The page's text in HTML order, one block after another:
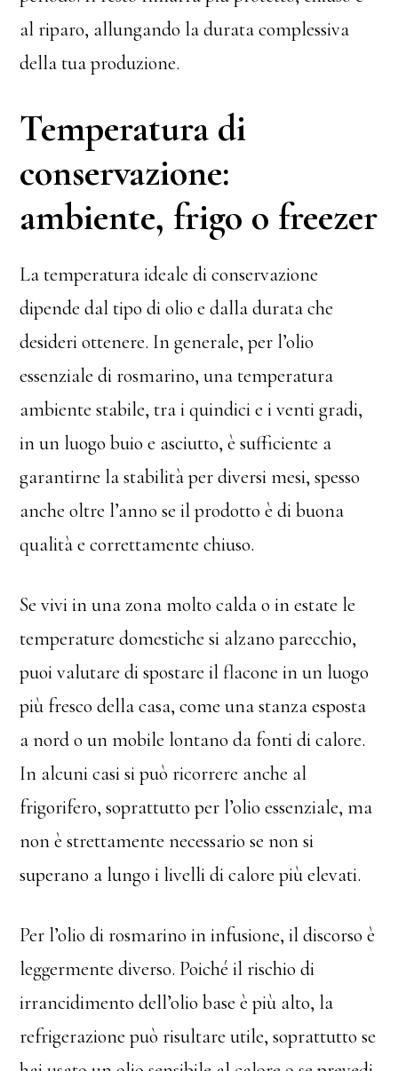
al riparo, allungando la durata complessiva
della tua produzione.
Temperatura di
conservazione:
ambiente, frigo o freezer
La temperatura ideale di conservazione
dipende dal tipo di olio e dalla durata che
desideri ottenere. In generale, per l’olio
essenziale di rosmarino, una temperatura
ambiente stabile, tra i quindici e i venti gradi,
in un luogo buio e asciutto, è sufficiente a
garantirne la stabilità per diversi mesi, spesso
anche oltre l’anno se il prodotto è di buona
qualità e correttamente chiuso.
Se vivi in una zona molto calda o in estate le
temperature domestiche si alzano parecchio,
puoi valutare di spostare il flacone in un luogo
più fresco della casa, come una stanza esposta
a nord o un mobile lontano da fonti di calore.
In alcuni casi si può ricorrere anche al
frigorifero, soprattutto per l’olio essenziale, ma
non è strettamente necessario se non si
superano a lungo i livelli di calore più elevati.
Per l’olio di rosmarino in infusione, il discorso è
leggermente diverso. Poiché il rischio di
irrancidimento dell’olio base è più alto, la
refrigerazione può risultare utile, soprattutto se